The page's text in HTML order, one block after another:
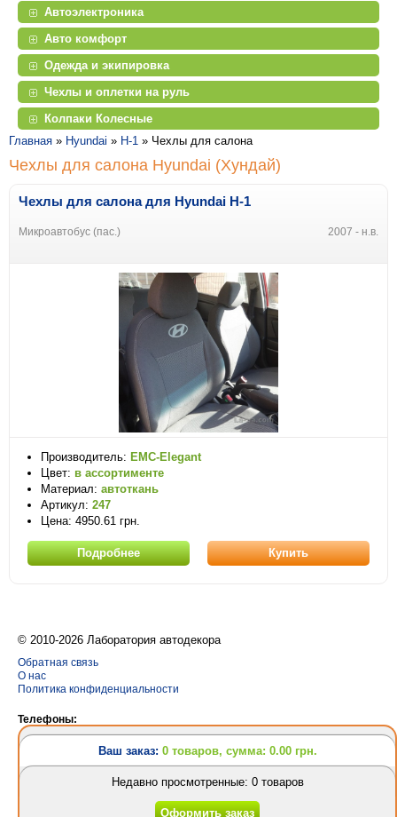
Автоэлектроника
Авто комфорт
Одежда и экипировка
Чехлы и оплетки на руль
Колпаки Колесные
Главная » Hyundai » H-1 » Чехлы для салона
Чехлы для салона Hyundai (Хундай)
Чехлы для салонадля Hyundai H-1
Микроавтобус (пас.) 2007 - н.в.
Производитель: EMC-Elegant
Цвет: в ассортименте
Материал: автоткань
Артикул: 247
Цена: 4950.61 грн.
Подробнее Купить
© 2010-2026 Лаборатория автодекора
Обратная связь
О нас
Политика конфиденциальности
Телефоны:
(063) 628-31-24
(063) 628-31-24
Разработка сайтов исоздание интернет магазинаDesign Orbita
Ваш заказ: 0 товаров, сумма: 0.00 грн.
Недавно просмотренные: 0 товаров
Оформить заказ